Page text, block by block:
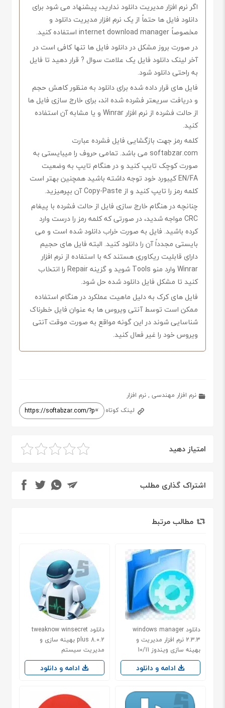
اگر نرم افزار مدیریت دانلود ندارید، پیشنهاد می شود برای
دانلود فایل ها حتماً از یک نرم افزار مدیریت دانلود و
مخصوصاً internet download manager استفاده کنید.
در صورت بروز مشکل در دانلود فایل ها تنها کافی است در
آخر لینک دانلود فایل یک علامت سوال ? قرار دهید تا فایل
به راحتی دانلود شود.
فایل های قرار داده شده برای دانلود به منظور کاهش حجم
و دریافت سریعتر فشرده شده اند، برای خارج سازی فایل ها
از حالت فشرده از نرم افزار Winrar و یا مشابه آن استفاده
کنید.
کلمه رمز جهت بازگشایی فایل فشرده عبارت
softabzar.com می باشد. تمامی حروف را میبایستی به
صورت کوچک تایپ کنید و در هنگام تایپ به وضعیت
EN/FA کیبورد خود توجه داشته باشید همچنین بهتر است
کلمه رمز را تایپ کنید و از Copy-Paste آن بپرهیزید.
چنانچه در هنگام خارج سازی فایل از حالت فشرده با پیغام
CRC مواجه شدید، در صورتی که کلمه رمز را درست وارد
کرده باشید. فایل به صورت خراب دانلود شده است و می
بایستی مجدداً آن را دانلود کنید. البته فایل های حجیم
دارای قابلیت ریکاوری هستند که با استفاده از نرم افزار
Winrar وارد منو Tools شوید و گزینه Repair را انتخاب
کنید تا مشکل فایل دانلود شده حل شود.
فایل های کرک به دلیل ماهیت عملکرد در هنگام استفاده
ممکن است توسط آنتی ویروس ها به عنوان فایل خطرناک
شناسایی شوند در این گونه مواقع به صورت موقت آنتی
ویروس خود را غیر فعال کنید.
نرم افزار مهندسی ,نرم افزار
لینک کوتاه
امتیاز دهید
اشتراک گذاری مطلب
مطالب مرتبط
دانلود windows manager
2.3.3 نرم افزار مدیریت و
بهینه سازی ویندوز 10/11
ادامه و دانلود
دانلود tweaknow winsecret
plus 8.0.2 بهینه سازی و
مدیریت سیستم
ادامه و دانلود